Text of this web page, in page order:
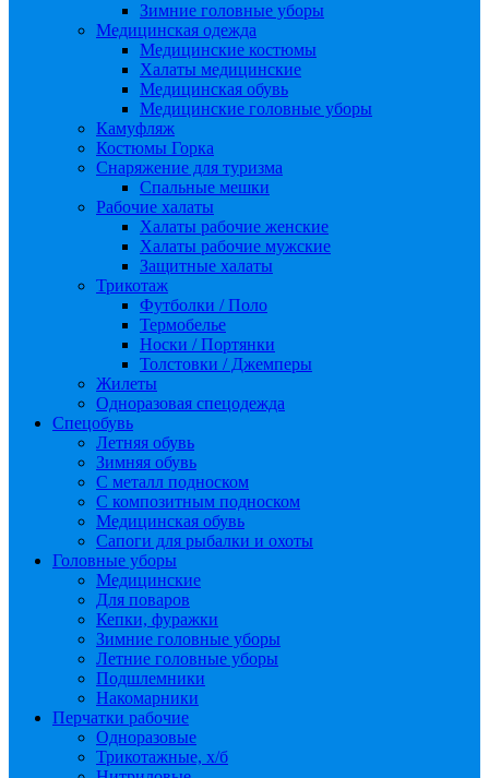
Зимние головные уборы
Медицинская одежда
Медицинские костюмы
Халаты медицинские
Медицинская обувь
Медицинские головные уборы
Камуфляж
Костюмы Горка
Снаряжение для туризма
Спальные мешки
Рабочие халаты
Халаты рабочие женские
Халаты рабочие мужские
Защитные халаты
Трикотаж
Футболки / Поло
Термобелье
Носки / Портянки
Толстовки / Джемперы
Жилеты
Одноразовая спецодежда
Спецобувь
Летняя обувь
Зимняя обувь
С металл подноском
С композитным подноском
Медицинская обувь
Сапоги для рыбалки и охоты
Головные уборы
Медицинские
Для поваров
Кепки, фуражки
Зимние головные уборы
Летние головные уборы
Подшлемники
Накомарники
Перчатки рабочие
Одноразовые
Трикотажные, х/б